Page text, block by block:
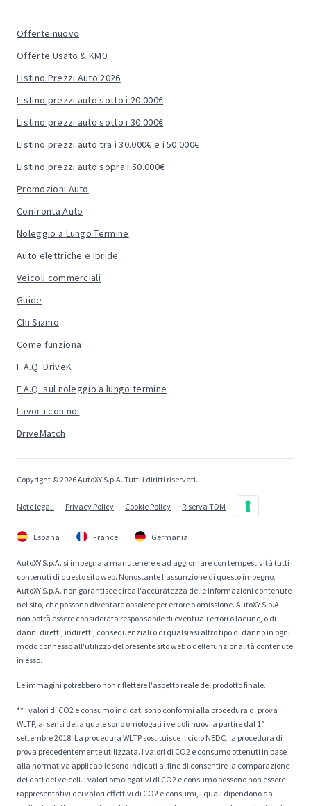
Offerte nuovo
Offerte Usato & KM0
Listino Prezzi Auto 2026
Listino prezzi auto sotto i 20.000€
Listino prezzi auto sotto i 30.000€
Listino prezzi auto tra i 30.000€ e i 50.000€
Listino prezzi auto sopra i 50.000€
Promozioni Auto
Confronta Auto
Noleggio a Lungo Termine
Auto elettriche e Ibride
Veicoli commerciali
Guide
Chi Siamo
Come funziona
F.A.Q. DriveK
F.A.Q. sul noleggio a lungo termine
Lavora con noi
DriveMatch
Copyright © 2026 AutoXY S.p.A. Tutti i diritti riservati.
Note legali Privacy Policy Cookie Policy Riserva TDM
España France Germania
AutoXY S.p.A. si impegna a manutenere e ad aggiornare con tempestività tutti i
contenuti di questo sito web. Nonostante l'assunzione di questo impegno,
AutoXY S.p.A. non garantisce circa l'accuratezza delle informazioni contenute
nel sito, che possono diventare obsolete per errore o omissione. AutoXY S.p.A.
non potrà essere considerata responsabile di eventuali errori o lacune, o di
danni diretti, indiretti, consequenziali o di qualsiasi altro tipo di danno in ogni
modo connesso all'utilizzo del presente sito web o delle funzionalità contenute
in esso.
Le immagini potrebbero non riflettere l'aspetto reale del prodotto finale.
** I valori di CO2 e consumo indicati sono conformi alla procedura di prova
WLTP, ai sensi della quale sono omologati i veicoli nuovi a partire dal 1°
settembre 2018. La procedura WLTP sostituisce il ciclo NEDC, la procedura di
prova precedentemente utilizzata. I valori di CO2 e consumo ottenuti in base
alla normativa applicabile sono indicati al fine di consentire la comparazione
dei dati dei veicoli. I valori omologativi di CO2 e consumo possono non essere
rappresentativi dei valori effettivi di CO2 e consumi, i quali dipendono da